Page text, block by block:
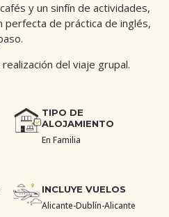
y un sinfín de actividades,
perfecta de práctica de inglés,
del viaje grupal.
TIPO DE
ALOJAMIENTO
En Familia
INCLUYE VUELOS
Alicante-Dublín-Alicante